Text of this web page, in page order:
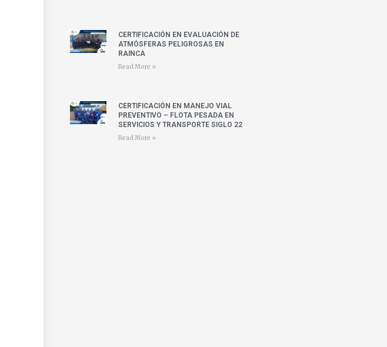
CERTIFICACIÓN EN EVALUACIÓN DE
ATMÓSFERAS PELIGROSAS EN
RAINCA
Read More »
CERTIFICACIÓN EN MANEJO VIAL
PREVENTIVO – FLOTA PESADA EN
SERVICIOS Y TRANSPORTE SIGLO 22
Read More »